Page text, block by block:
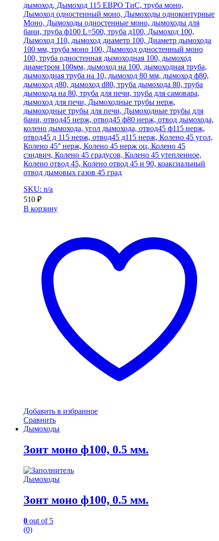
дымоход, Дымоход 115 ЕВРО ТиС, труба моно,
Дымоход одностенный моно, Дымоходы одноконтурные
Моно, Дымоходы одностенные моно, дымоходы для
бани, труба ф100 L=500, труба д100, Дымоход 100,
Дымоход 110, дымоход диаметр 100, Диаметр дымохода
100 мм, труба моно 100, Дымоход одностенный моно
100, труба одностенная дымоходная 100, дымоход
диаметром 100мм, дымоход на 100, дымоходная труба,
дымоходная труба на 10, дымоход 80 мм, дымоход ф80,
дымоход д80, дымоход d80, труба дымохода 80, труба
дымохода на 80, труба для печи, труба для самовара,
дымоход для печи, Дымоходные трубы нерж,
дымоходные трубы для печи, Дымоходные трубы для
бани, отвод45 нерж, отвод45 ф80 нерж, отвод дымохода,
колено дымохода, угол дымохода, отвод45 ф115 нерж,
отвод45 д 115 нерж, отвод45 д115 нерж, Колено 45 угол,
Колено 45° нерж, Колено 45 нерж оц, Колено 45
сэндвич, Колено 45 градусов, Колено 45 утепленное,
Колено отвод 45, Колено отвод 45 и 90, коаксиальный
отвод дымовых газов 45 град
SKU: n/a
510 ₽
В корзину
Добавить в избранное
Сравнить
Дымоходы
Зонт моно ф100, 0.5 мм.
Дымоходы
Зонт моно ф100, 0.5 мм.
0 out of 5
(0)